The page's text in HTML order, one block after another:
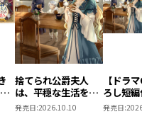
ねるごとに、
とても嬉しい気持ち
成長していて、
すね。
噛み締めています。
捨てられ公爵夫人
は、平穏な生活をお
望みのようです5
発売日:2026.10.10
【ドラ
ろし短
られ公
発売日: